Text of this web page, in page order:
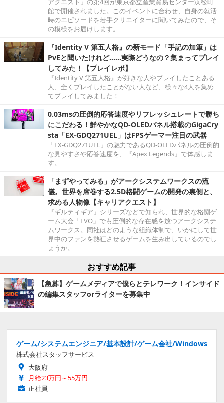
アクエスト」の第4回が東京都立産業貿易センター浜松町
館で開催されました。このイベントに合わせ、自身の就活
時のエピソードを若手クリエイターに聞いてみたので、そ
の模様をお届けします。
『Identity V 第五人格』の新モード「手記の加筆」は
PvEと聞いたけれど……実際どうなの？集まってプレイ
してみた！【プレイレポ】
『Identity V 第五人格』が好きな人やプレイしたことある
人、全くプレイしたことがない人など、様々な4人を集め
てプレイしてみました！
0.03msの圧倒的応答速度やリフレッシュレートで勝ち
にこだわる！鮮やかなQD-OLEDパネル搭載のGigaCry
sta「EX-GDQ271UEL」はFPSゲーマー注目の武器
「EX-GDQ271UEL」の魅力であるQD-OLEDパネルの圧倒的
な見やすさや応答速度を、『Apex Legends』で体感しま
す。
「まずやってみる」がアークシステムワークスの流
儀。世界を席巻する2.5D格闘ゲームの開発の裏側と、
求める人物像【キャリアクエスト】
『ギルティギア』シリーズなどで知られ、世界的な格闘ゲ
ーム大会「EVO」でも圧倒的な存在感を放つアークシステ
ムワークス。同社はどのような組織体制で、いかにして世
界中のファンを熱狂させるゲームを生み出しているのでし
ょうか。
おすすめ記事
【急募】ゲームメディアで僕らとテレワーク！インサイド
の編集スタッフorライターを募集中
ゲーム/システムエンジニア/基本設計/ゲーム会社/Windows
株式会社スタッフサービス
大阪府
月給23万円～55万円
正社員